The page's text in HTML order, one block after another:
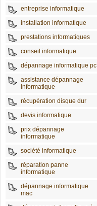
entreprise informatique
installation informatique
prestations informatiques
conseil informatique
dépannage informatique pc
assistance dépannage
informatique
récupération disque dur
devis informatique
prix dépannage
informatique
société informatique
réparation panne
informatique
dépannage informatique
mac